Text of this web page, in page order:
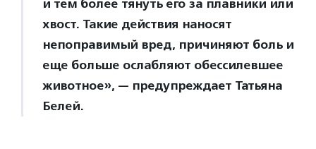
и тем более тянуть его за плавники или
хвост. Такие действия наносят
непоправимый вред, причиняют боль и
еще больше ослабляют обессилевшее
животное», — предупреждает Татьяна
Белей.